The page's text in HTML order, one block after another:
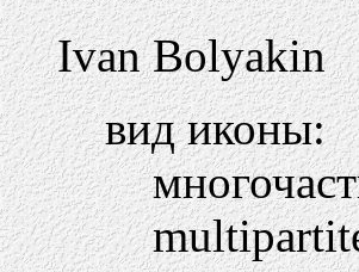
Ivan Bolyakin
вид иконы: